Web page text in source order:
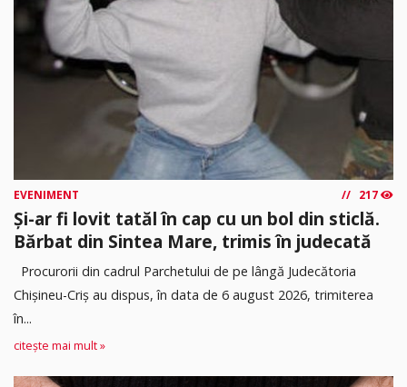
EVENIMENT 217
Și-ar fi lovit tatăl în cap cu un bol din sticlă.
Bărbat din Sintea Mare, trimis în judecată
Procurorii din cadrul Parchetului de pe lângă Judecătoria
Chișineu-Criș au dispus, în data de 6 august 2026, trimiterea
în...
citește mai mult »